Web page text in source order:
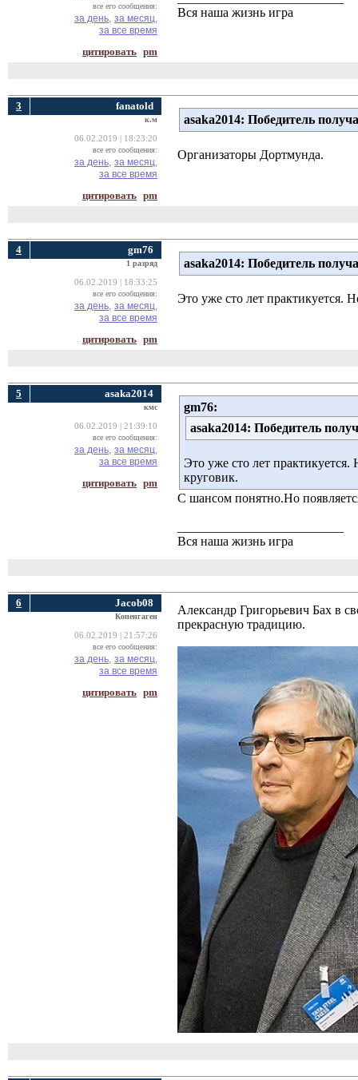
все его сообщения:
за день, за месяц,
за все время
цитировать pm
Вся наша жизнь игра
3 fanatold
к.м
06.02.2019 | 18:23:20
все его сообщения:
за день, за месяц,
за все время
цитировать pm
asaka2014: Победитель
Организаторы Дортмунда.
4 gm76
1 разряд
06.02.2019 | 18:33:25
все его сообщения:
за день, за месяц,
за все время
цитировать pm
asaka2014: Победитель
Это уже сто лет практикуется.
5 asaka2014
кмс
06.02.2019 | 21:39:10
все его сообщения:
за день, за месяц,
за все время
цитировать pm
gm76:
asaka2014: Победитель
Это уже сто лет
круговик.
С шансом понятно.Но
Вся наша жизнь игра
6 Jacob08
Копенгаген
06.02.2019 | 21:57:26
все его сообщения:
за день, за месяц,
за все время
цитировать pm
Александр Григорьевич Бах в
прекрасную традицию.